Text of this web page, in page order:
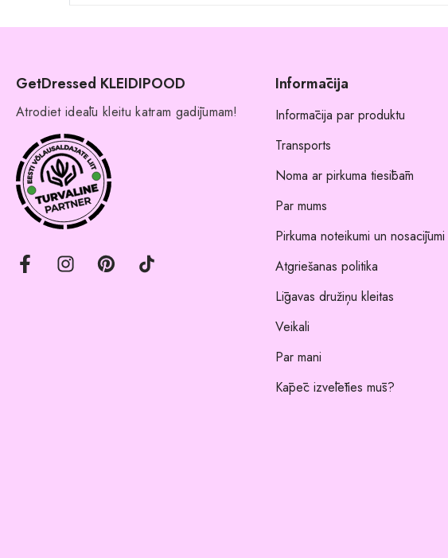
GetDressed KLEIDIPOOD
Atrodiet ideālu kleitu katram gadījumam!
Informācija
Informācija par produktu
Transports
Noma ar pirkuma tiesībām
Par mums
Pirkuma noteikumi un nosacījumi
Atgriešanas politika
Līgavas družiņu kleitas
Veikali
Par mani
Kāpēc izvēlēties mūs?